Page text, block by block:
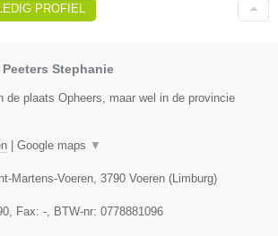
PROFIEL
Stephanie
de plaats Opheers, maar wel in de provincie
Google maps ▼
Martens-Voeren 3790 Voeren ( Limburg)
, Fax: - , BTW-nr: 0778881096